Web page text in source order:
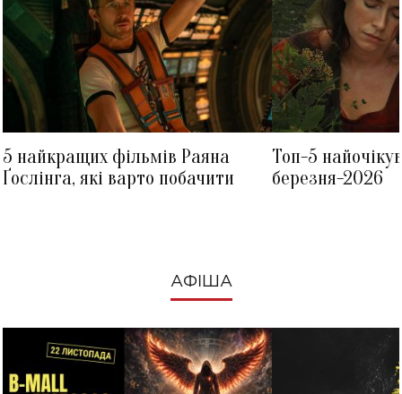
5 найкращих фільмів Раяна
Ґослінга, які варто побачити
Топ-5
березня-2026
АФІША